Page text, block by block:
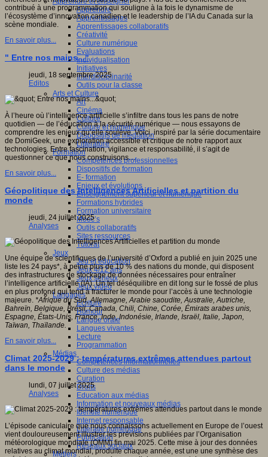
Apprendre
Apprentissages
Apprentissages collaboratifs
Créativité
Culture numérique
Evaluations
Individualisation
Initiatives
Interdisciplinarité
Outils pour la classe
Arts et Culture
Art
Cinéma
Culture
Culture et numérique
Dispositifs de médiation
Littérature
Formation
Compétences professionnelles
Dispositifs de formation
E- formation
Enjeux et évolutions
Enseignement supérieur et numérique
Formations hybrides
Formation universitaire
Mooc’s
Outils collaboratifs
Sites ressources
Tutorat
Jeux
Jeu et éducation
Jeux 4/12 ans
Jeux sérieux
Jeux vidéo
Langages
Ecriture
Humour
Langue orale
Langues vivantes
Lecture
Programmation
Médias
Compétences informationnelles
Culture des médias
Curation
Droits
Education aux médias
Information et nouveaux médias
Identité numérique
Internet responsable
Littératie numérique
Publication
Réseaux sociaux
Métiers
contribué à une programmation qui souligne à la fois le dynamisme de
l’écosystème d’innovation canadien et le leadership de l’IA du Canada sur la
scène mondiale.
En savoir plus...
" Entre nos mains..."
jeudi, 18 septembre 2025
Editos
À l’heure où l’intelligence artificielle s’infiltre dans tous les pans de notre
quotidien — de l’éducation à la sécurité numérique — nous essayons de
comprendre les enjeux qu’elle soulève. Voici, inspiré par la série documentaire
de DomiGeek, une exploration accessible et critique de notre rapport aux
technologies. Entre fascination, vigilance et responsabilité, il s’agit de
questionner ce que nous construisons…
En savoir plus...
Géopolitique des Intelligences Artificielles et partition du
monde
jeudi, 24 juillet 2025
Analyses
Une équipe de scientifiques de l’université d’Oxford a publié en juin 2025 une
liste les 24 pays*, à peine plus de 10 % des nations du monde, qui disposent
des infrastructures de stockage de données nécessaires pour entraîner
l’intelligence artificielle (IA). Un tel déséquilibre en dit long sur le fossé de plus
en plus profond qui tend à fracturer le monde pour l’accès à une technologie
majeure. *Afrique du Sud, Allemagne, Arabie saoudite, Australie, Autriche,
Bahreïn, Belgique, Brésil, Canada, Chili, Chine, Corée, Émirats arabes unis,
Espagne, États-Unis, France, Inde, Indonésie, Irlande, Israël, Italie, Japon,
Taïwan, Thaïlande.
En savoir plus...
Climat 2025-2029 : températures extrêmes attendues partout
dans le monde
lundi, 07 juillet 2025
Analyses
L’épisode caniculaire que nous connaissons actuellement en Europe de l’ouest
vient douloureusement illustrer les prévisions publiées par l’Organisation
météorologique mondiale (OMM) fin mai 2025. Cette mise à jour des données
relatives au climat mondial, produite chaque année, est une une synthèse des